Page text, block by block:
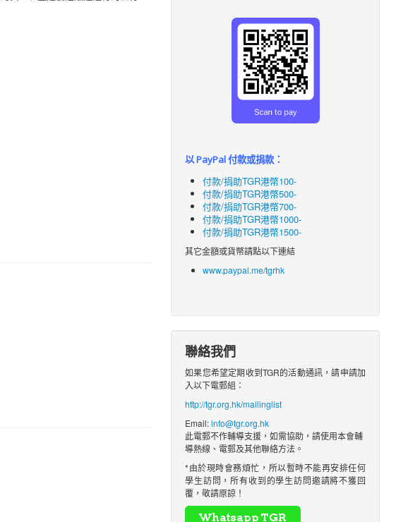
以 PayPal 付款或捐款：
付款/捐助TGR港幣100-
付款/捐助TGR港幣500-
付款/捐助TGR港幣700-
付款/捐助TGR港幣1000-
付款/捐助TGR港幣1500-
其它金額或貨幣請點以下連結
www.paypal.me/tgrhk
聯絡我們
如果您希望定期收到TGR的活動通訊，請申請加
入以下電郵組：
http://tgr.org.hk/mailinglist
Email:info@tgr.org.hk
此電郵不作輔導支援，如需協助，請使用本會輔
導熱線、電郵及其他聯絡方法。
*由於現時會務煩忙，所以暫時不能再安排任何
學生訪問，所有收到的學生訪問邀請將不獲回
覆，敬請原諒！